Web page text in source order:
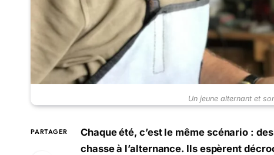
Un jeune alternant et
PARTAGER
Chaque été, c’est le même scénario :
chasse à l’alternance. Ils espèrent